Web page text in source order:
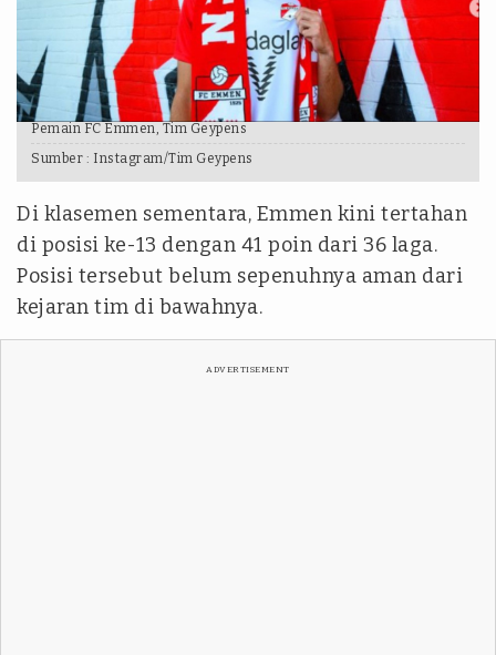
Pemain FC Emmen, Tim Geypens
Sumber : Instagram/Tim Geypens
Di klasemen sementara, Emmen kini tertahan
di posisi ke-13 dengan 41 poin dari 36 laga.
Posisi tersebut belum sepenuhnya aman dari
kejaran tim di bawahnya.
ADVERTISEMENT